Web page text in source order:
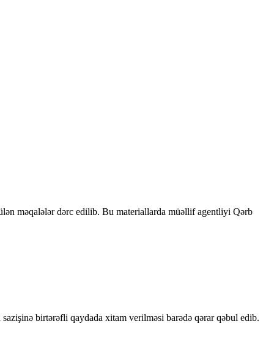
məqalələr dərc edilib. Bu materiallarda müəllif agentliyi Qərb
birtərəfli qaydada xitam verilməsi barədə qərar qəbul edib.